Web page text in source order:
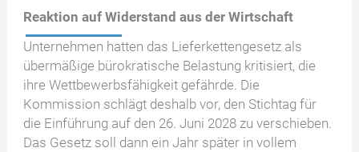
Reaktion auf Widerstand aus der Wirtschaft
Unternehmen hatten das Lieferkettengesetz als
übermäßige bürokratische Belastung kritisiert, die
ihre Wettbewerbsfähigkeit gefährde. Die
Kommission schlägt deshalb vor, den Stichtag für
die Einführung auf den 26. Juni 2028 zu verschieben.
Das Gesetz soll dann ein Jahr später in vollem